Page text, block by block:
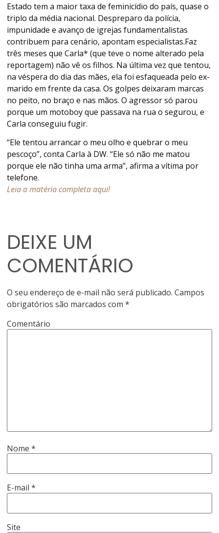
Estado tem a maior taxa de feminicídio do país, quase o
triplo da média nacional. Despreparo da polícia,
impunidade e avanço de igrejas fundamentalistas
contribuem para cenário, apontam especialistas.Faz
três meses que Carla* (que teve o nome alterado pela
reportagem) não vê os filhos. Na última vez que tentou,
na véspera do dia das mães, ela foi esfaqueada pelo ex-
marido em frente da casa. Os golpes deixaram marcas
no peito, no braço e nas mãos. O agressor só parou
porque um motoboy que passava na rua o segurou, e
Carla conseguiu fugir.
“Ele tentou arrancar o meu olho e quebrar o meu
pescoço”, conta Carla à DW. “Ele só não me matou
porque ele não tinha uma arma”, afirma a vítima por
telefone.
Leia a matéria completa aqui!
DEIXE UM
COMENTÁRIO
O seu endereço de e-mail não será publicado. Campos
obrigatórios são marcados com*
Comentário
Nome*
E-mail*
Site